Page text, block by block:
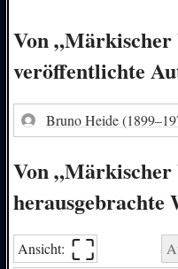
Von
veröffentlichte
Bruno Heide
Von
herausgebrachte
Ansicht: ⛶︎